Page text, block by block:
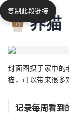
养猫
封面图摄于家中的
猫，可以带来很多
记录每周看到
复制此段链接